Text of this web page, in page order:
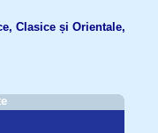
Clasice și Orientale,